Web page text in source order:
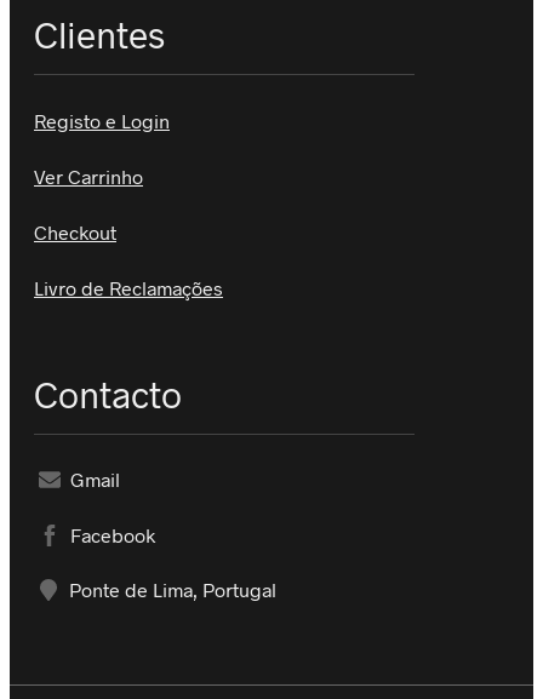
Clientes
Registo e Login
Ver Carrinho
Checkout
Livro de Reclamações
Contacto
Gmail
Facebook
Ponte de Lima, Portugal